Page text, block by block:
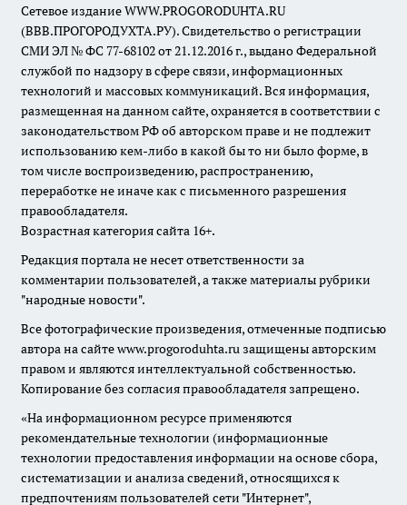
Сетевое издание WWW.PROGORODUHTA.RU
(ВВВ.ПРОГОРОДУХТА.РУ). Свидетельство о регистрации
СМИ ЭЛ № ФС 77-68102 от 21.12.2016 г., выдано Федеральной
службой по надзору в сфере связи, информационных
технологий и массовых коммуникаций. Вся информация,
размещенная на данном сайте, охраняется в соответствии с
законодательством РФ об авторском праве и не подлежит
использованию кем-либо в какой бы то ни было форме, в
том числе воспроизведению, распространению,
переработке не иначе как с письменного разрешения
правообладателя.
Возрастная категория сайта 16+.
Редакция портала не несет ответственности за
комментарии пользователей, а также материалы рубрики
"народные новости".
Все фотографические произведения, отмеченные подписью
автора на сайте www.progoroduhta.ru защищены авторским
правом и являются интеллектуальной собственностью.
Копирование без согласия правообладателя запрещено.
«На информационном ресурсе применяются
рекомендательные технологии (информационные
технологии предоставления информации на основе сбора,
систематизации и анализа сведений, относящихся к
предпочтениям пользователей сети "Интернет",